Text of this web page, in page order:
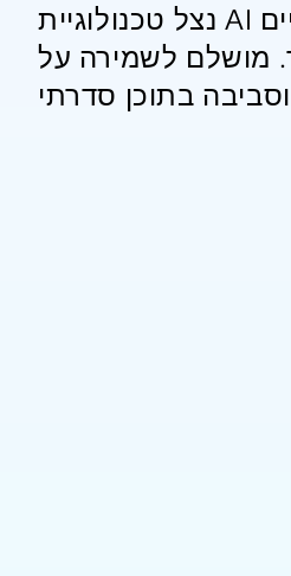
נצל טכנולוגיית AI מתקדמת ליצירת דימויים עקביים
מושלם לשמירה על